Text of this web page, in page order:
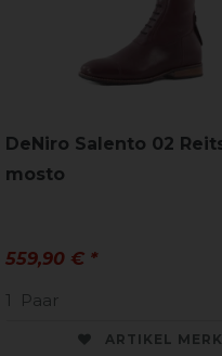
DeNiro Salento 02
mosto
559,90 € *
1
Paar
ARTIKEL